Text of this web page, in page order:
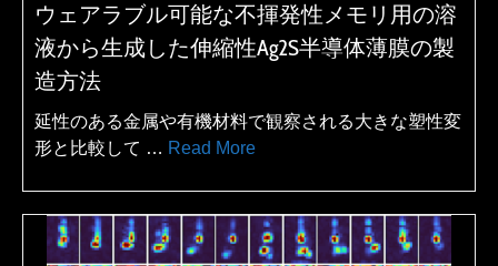
ウェアラブル可能な不揮発性メモリ用の溶
液から生成した伸縮性Ag2S半導体薄膜の製
造方法
延性のある金属や有機材料で観察される大きな塑性変
形と比較して … Read More